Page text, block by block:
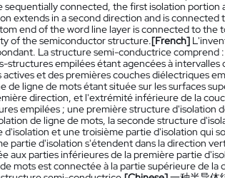
connected, the first isolation portion
extends in a second direction and is connected
end of the word line layer is connected to the
of the semiconductor structure.[French]
La structure semi-conductrice comprend
empilées étant agencées à intervalles
et des premières couches diélectriques
ligne de mots étant située sur les surfaces
direction, et l'extrémité inférieure de la
empilées ; une première structure d'isolation
de ligne de mots, la seconde structure
et une troisième partie d'isolation qui
partie d'isolation s'étendent dans la direction
aux parties inférieures de la première partie
mots est connectée à la partie supérieure de la